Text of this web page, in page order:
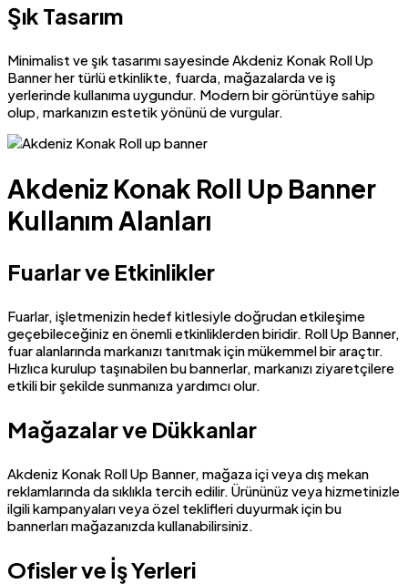
Şık Tasarım
Minimalist ve şık tasarımı sayesinde Akdeniz Konak Roll Up
Banner her türlü etkinlikte, fuarda, mağazalarda ve iş
yerlerinde kullanıma uygundur. Modern bir görüntüye sahip
olup, markanızın estetik yönünü de vurgular.
Akdeniz Konak Roll Up Banner
Kullanım Alanları
Fuarlar ve Etkinlikler
Fuarlar, işletmenizin hedef kitlesiyle doğrudan etkileşime
geçebileceğiniz en önemli etkinliklerden biridir. Roll Up Banner,
fuar alanlarında markanızı tanıtmak için mükemmel bir araçtır.
Hızlıca kurulup taşınabilen bu bannerlar, markanızı ziyaretçilere
etkili bir şekilde sunmanıza yardımcı olur.
Mağazalar ve Dükkanlar
Akdeniz Konak Roll Up Banner, mağaza içi veya dış mekan
reklamlarında da sıklıkla tercih edilir. Ürününüz veya hizmetinizle
ilgili kampanyaları veya özel teklifleri duyurmak için bu
bannerları mağazanızda kullanabilirsiniz.
Ofisler ve İş Yerleri